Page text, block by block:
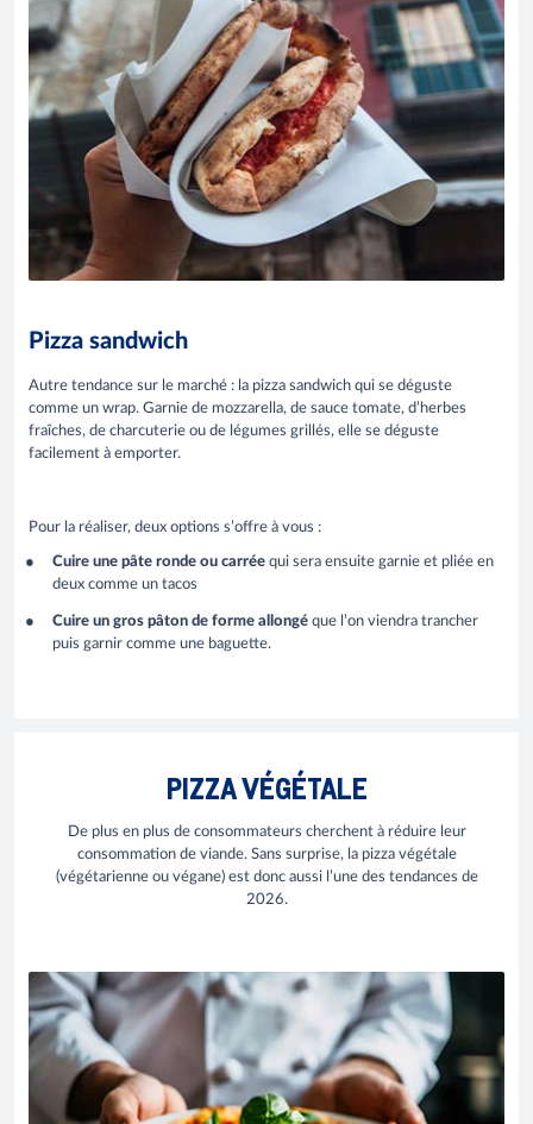
Pizza sandwich
Autre tendance sur le marché : la pizza sandwich qui se déguste
comme un wrap. Garnie de mozzarella, de sauce tomate, d’herbes
fraîches, de charcuterie ou de légumes grillés, elle se déguste
facilement à emporter.
Pour la réaliser, deux options s’offre à vous :
Cuire une pâte ronde ou carrée qui sera ensuite garnie et pliée en
deux comme un tacos
Cuire un gros pâton de forme allongé que l’on viendra trancher
puis garnir comme une baguette.
PIZZA VÉGÉTALE
De plus en plus de consommateurs cherchent à réduire leur
consommation de viande. Sans surprise, la pizza végétale
(végétarienne ou végane) est donc aussi l’une des tendances de
2026.